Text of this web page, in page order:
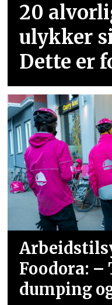
20
ulykker
Dette er
Foodora: –
dumping